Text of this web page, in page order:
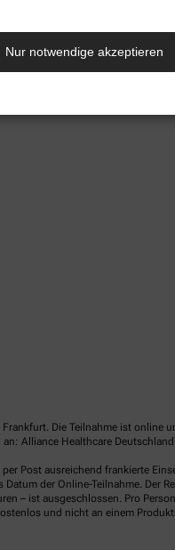
Nur notwendige akzeptieren
Die Teilnahme ist online
Alliance Healthcare
Post ausreichend frankierte
der Online-Teilnahme.
– ist ausgeschlossen. Pro
und nicht an einem